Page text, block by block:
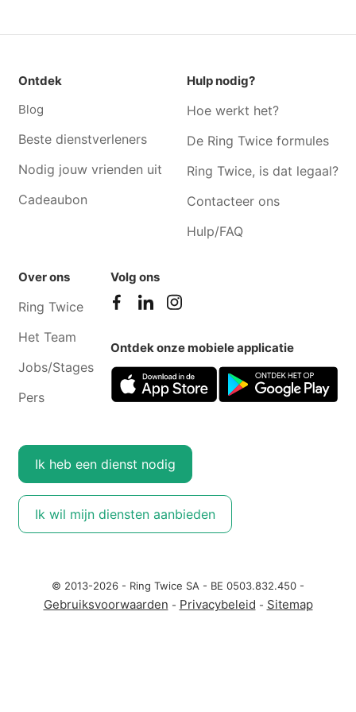
Tuinonderhoud Weert
Tuinonderhoud Lanaken
Tuinonderhoud Houthalen
Tuinonderhoud Hechtel
Ontdek
Blog
Beste dienstverleners
Nodig jouw vrienden uit
Cadeaubon
Hulp nodig?
Hoe werkt het?
De Ring Twice formules
Ring Twice, is dat legaal?
Contacteer ons
Hulp/FAQ
Over ons
Ring Twice
Het Team
Jobs/Stages
Pers
Volg ons
Ontdek onze mobiele applicatie
Ik heb een dienst nodig
Ik wil mijn diensten aanbieden
© 2013-2026 - Ring Twice SA - BE 0503.832.450 -
Gebruiksvoorwaarden - Privacybeleid - Sitemap